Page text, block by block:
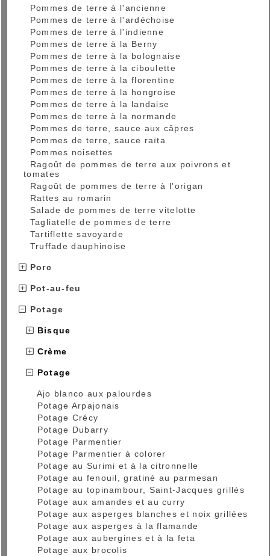
Pommes de terre à l'ancienne
Pommes de terre à l'ardéchoise
Pommes de terre à l'indienne
Pommes de terre à la Berny
Pommes de terre à la bolognaise
Pommes de terre à la ciboulette
Pommes de terre à la florentine
Pommes de terre à la hongroise
Pommes de terre à la landaise
Pommes de terre à la normande
Pommes de terre, sauce aux câpres
Pommes de terre, sauce raïta
Pommes noisettes
Ragoût de pommes de terre aux poivrons et
tomates
Ragoût de pommes de terre à l'origan
Rattes au romarin
Salade de pommes de terre vitelotte
Tagliatelle de pommes de terre
Tartiflette savoyarde
Truffade dauphinoise
Porc
Pot-au-feu
Potage
Bisque
Crème
Potage
Ajo blanco aux palourdes
Potage Arpajonais
Potage Crécy
Potage Dubarry
Potage Parmentier
Potage Parmentier à colorer
Potage au Surimi et à la citronnelle
Potage au fenouil, gratiné au parmesan
Potage au topinambour, Saint-Jacques grillés
Potage aux amandes et au curry
Potage aux asperges blanches et noix grillées
Potage aux asperges à la flamande
Potage aux aubergines et à la feta
Potage aux brocolis